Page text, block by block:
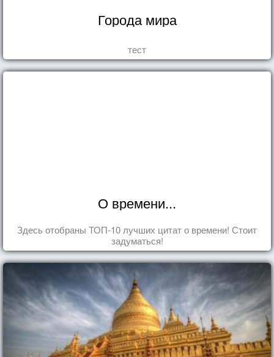
Города мира
тест
О времени...
Здесь отобраны ТОП-10 лучших цитат о времени! Стоит
задуматься!